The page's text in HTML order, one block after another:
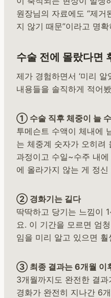
원장님의 자료에도 “제거
지 않기 때문”이라고 명
수술 전에 몰랐다면
제가 경험하면서 ‘미리 알
내용들을 솔직하게 적어
① 수술 직후 체중이 늘
투메슨트 수액이 체내에
는 체중계 숫자가 오히려
과정이고 수일~수주 내
에 올라가지 않는 게 정
② 경화기는 길다
딱딱하고 당기는 느낌이
요. 이 기간을 모르면 엄
임을 미리 알고 있으면
③ 최종 결과는 6개월 이
3개월까지도 완전한 결
경화가 완전히 지나간 6